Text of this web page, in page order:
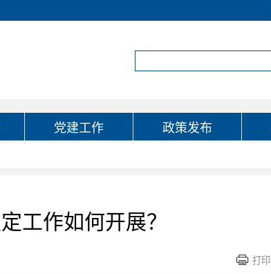
党建工作 政策发布
工作如何开展？